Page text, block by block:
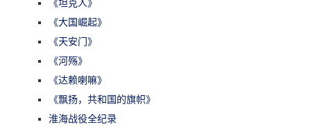
《坦克人》
《大国崛起》
《天安门》
《河殇》
《达赖喇嘛》
《飘扬，共和国的旗帜》
淮海战役全纪录